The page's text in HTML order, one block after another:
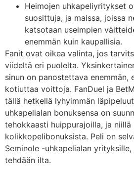
Heimojen uhkapeliyritykset
suosittuja, ja maissa, joissa
katsotaan useimpien
enemmän kuin kaupallisia.
Fanit ovat oikea valinta, jos
viideltä eri puolelta.
sinun on panostettava enemmän,
kotiuttaa voittoja. FanDuel ja
tällä hetkellä lyhyimmän
uhkapelialan bonuksensa on
tehokkaasti huippurajoilla, ja
kolikkopelibonuksista. Peli on
Seminole -uhkapelialan
tehdään ilta.